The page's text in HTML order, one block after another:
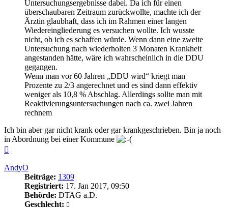
Untersuchungsergebnisse dabei. Da ich für einen
überschaubaren Zeitraum zurückwollte, machte ich der
Ärztin glaubhaft, dass ich im Rahmen einer langen
Wiedereingliederung es versuchen wollte. Ich wusste
nicht, ob ich es schaffen würde. Wenn dann eine zweite
Untersuchung nach wiederholten 3 Monaten Krankheit
angestanden hätte, wäre ich wahrscheinlich in die DDU
gegangen.
Wenn man vor 60 Jahren „DDU wird“ kriegt man
Prozente zu 2/3 angerechnet und es sind dann effektiv
weniger als 10,8 % Abschlag. Allerdings sollte man mit
Reaktivierungsuntersuchungen nach ca. zwei Jahren
rechnem
Ich bin aber gar nicht krank oder gar krankgeschrieben. Bin ja noch
in Abordnung bei einer Kommune
AndyO
Beiträge: 1309
Registriert: 17. Jan 2017, 09:50
Behörde: DTAG a.D.
Geschlecht: